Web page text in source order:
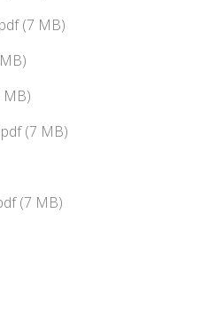
(7 MB)
MB)
(7 MB)
(7 MB)